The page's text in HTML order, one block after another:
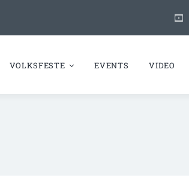
VOLKSFESTE EVENTS VIDEO